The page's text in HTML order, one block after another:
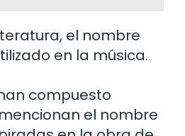
el nombre
en la música.
compuesto
el nombre